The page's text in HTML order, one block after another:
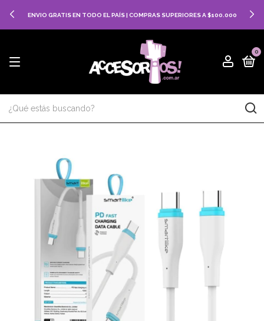
ENVIO GRATIS EN TODO EL PAÍS | COMPRAS SUPERIORES A $100.000
0